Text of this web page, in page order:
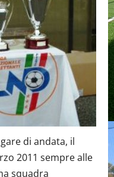
di andata, il
2011 sempre alle
squadra